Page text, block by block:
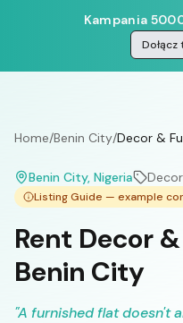
Kampania
Dołącz
Home/Benin City/Decor &
Benin City, Nigeria
Listing Guide — example
Rent Decor
Benin City
"A furnished flat doesn't